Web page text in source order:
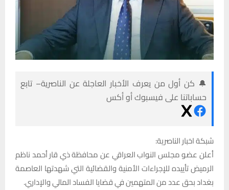
🔔 كن أول من يعرف الأخبار العاجلة عن الناصرية– تابع
حساباتنا على فيسبوك أو أكس
شبكة اخبار الناصرية:
أعلن عضو مجلس النواب العراقي عن محافظة ذي قار أحمد ناظم
الرميض تأييده للإجراءات الأمنية والقضائية التي شهدتها العاصمة
بغداد بحق عدد من المتهمين في قضايا الفساد المالي والإداري.